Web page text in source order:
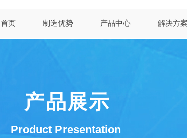
首页 制造优势 产品中心 解决方
产品展示
Product Presentation